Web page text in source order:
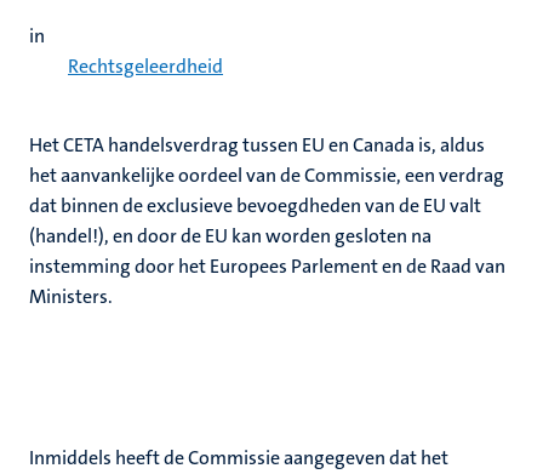
in
Rechtsgeleerdheid
Het CETA handelsverdrag tussen EU en Canada is, aldus
het aanvankelijke oordeel van de Commissie, een verdrag
dat binnen de exclusieve bevoegdheden van de EU valt
(handel!), en door de EU kan worden gesloten na
instemming door het Europees Parlement en de Raad van
Ministers.
Inmiddels heeft de Commissie aangegeven dat het